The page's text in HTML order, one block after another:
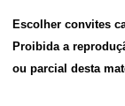
Escolher convites
Proibida a
ou parcial desta